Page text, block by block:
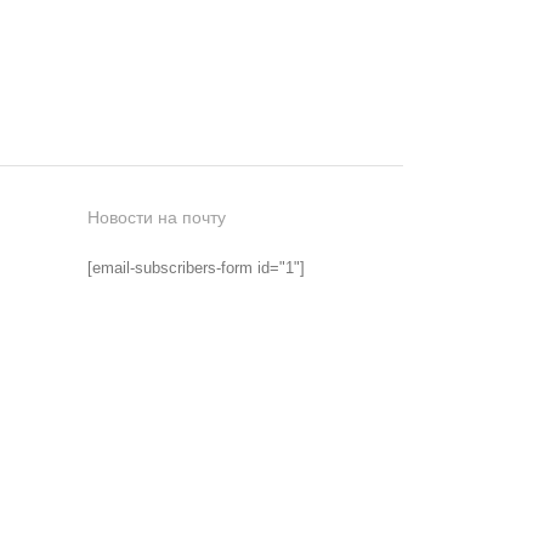
Новости на почту
[email-subscribers-form id="1"]